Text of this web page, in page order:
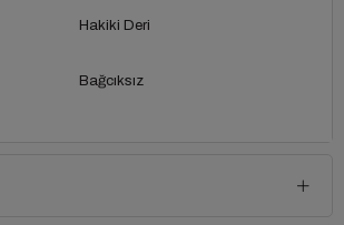
Hakiki Deri
Bağcıksız